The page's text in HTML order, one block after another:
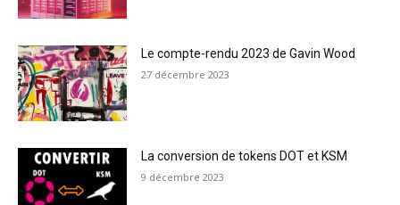
Le compte-rendu 2023 de Gavin Wood
27 décembre 2023
La conversion de tokens DOT et KSM
9 décembre 2023